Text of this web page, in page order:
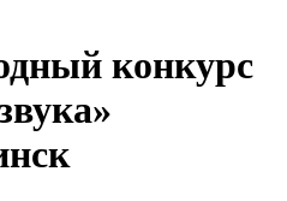
конкурс